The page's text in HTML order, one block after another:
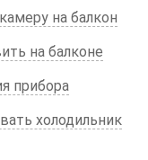
на балкон
на балконе
прибора
холодильник